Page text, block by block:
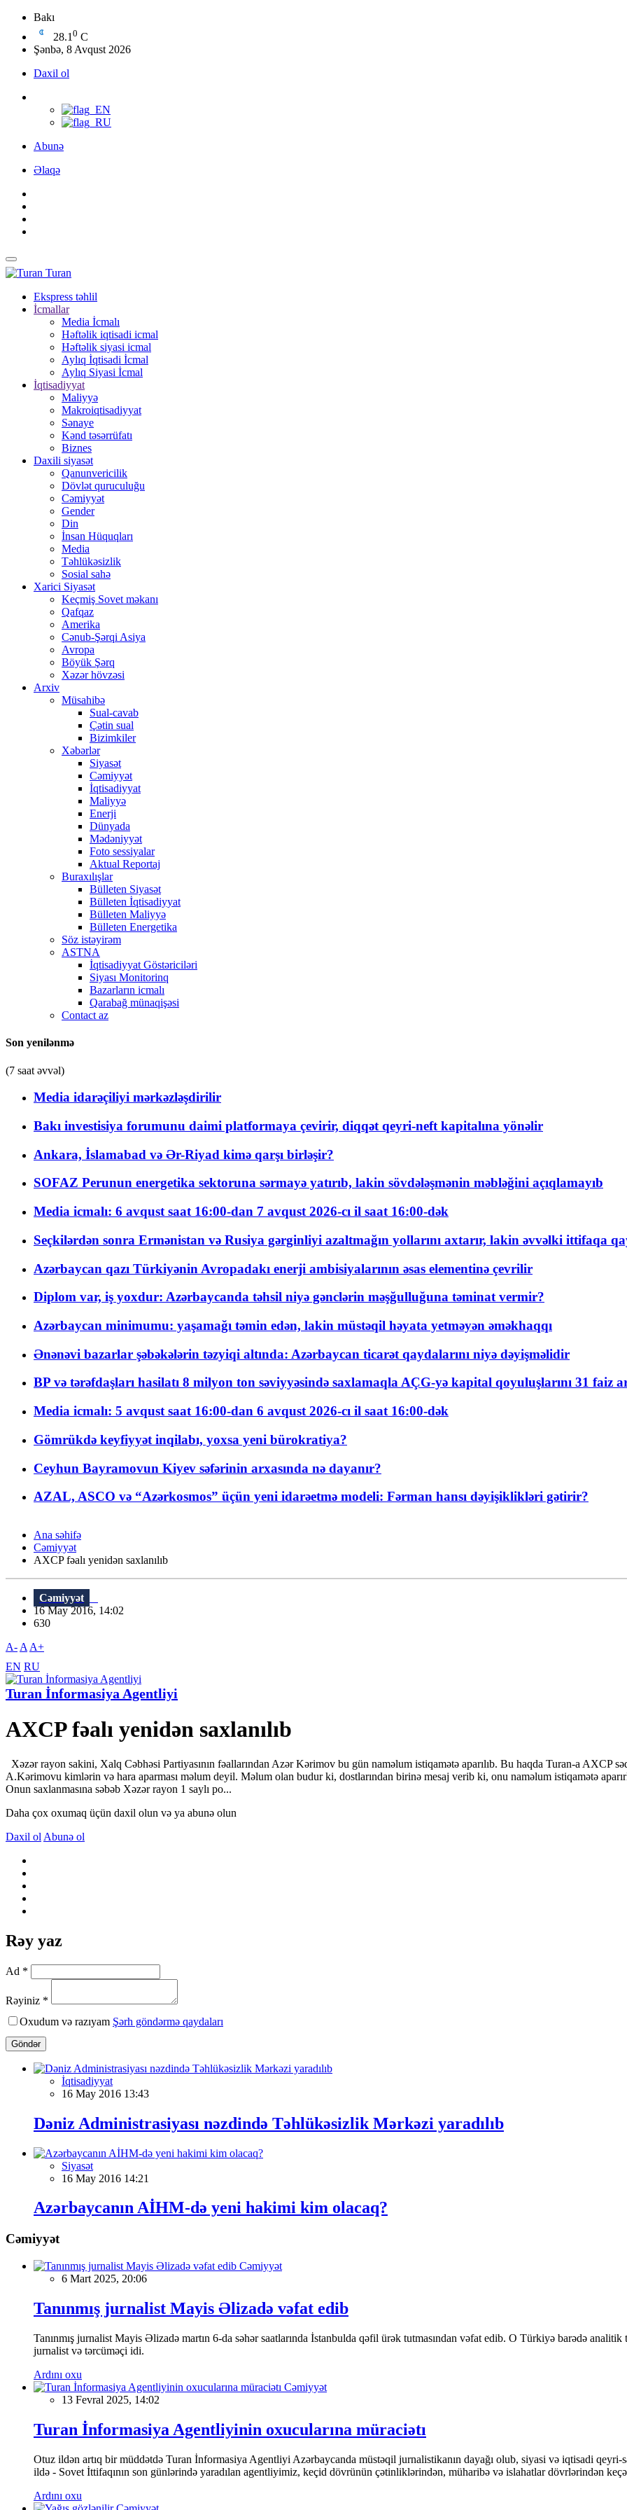
Bakı
28.1 0 C
Şənbə, 8 Avqust 2026
Daxil ol
Abunə
Əlaqə
Turan
Ekspress təhlil
İcmallar
Media İcmalı
Həftəlik iqtisadi icmal
Həftəlik siyasi icmal
Aylıq İqtisadi İcmal
Aylıq Siyasi İcmal
İqtisadiyyat
Maliyyə
Makroiqtisadiyyat
Sənaye
Kənd təsərrüfatı
Biznes
Daxili siyasət
Qanunvericilik
Dövlət quruculuğu
Cəmiyyət
Gender
Din
İnsan Hüquqları
Media
Təhlükəsizlik
Sosial sahə
Xarici Siyasət
Keçmiş Sovet məkanı
Qafqaz
Amerika
Cənub-Şərqi Asiya
Avropa
Böyük Şərq
Xəzər hövzəsi
Arxiv
Müsahibə
Sual-cavab
Çətin sual
Bizimkiler
Xəbərlər
Siyasət
Cəmiyyət
İqtisadiyyat
Maliyyə
Enerji
Dünyada
Mədəniyyət
Foto sessiyalar
Aktual Reportaj
Buraxılışlar
Bülleten Siyasət
Bülleten İqtisadiyyat
Bülleten Maliyyə
Bülleten Energetika
Söz istəyirəm
ASTNA
İqtisadiyyat Göstəriciləri
Siyası Monitorinq
Bazarların icmalı
Qarabağ münaqişəsi
Contact az
Son yenilənmə
(7 saat əvvəl)
Media idarəçiliyi mərkəzləşdirilir
Bakı investisiya forumunu daimi platformaya çevirir, diqqət qeyri-neft kapitalına yönəlir
Ankara, İslamabad və Ər-Riyad kimə qarşı birləşir?
SOFAZ Perunun energetika sektoruna sərmayə yatırıb, lakin sövdələşmənin məbləğini açıqlamayıb
Media icmalı: 6 avqust saat 16:00-dan 7 avqust 2026-cı il saat 16:00-dək
Seçkilərdən sonra Ermənistan və Rusiya gərginliyi azaltmağın yollarını axtarır, lakin əvvəlki ittifaqa
Azərbaycan qazı Türkiyənin Avropadakı enerji ambisiyalarının əsas elementinə çevrilir
Diplom var, iş yoxdur: Azərbaycanda təhsil niyə gənclərin məşğulluğuna təminat vermir?
Azərbaycan minimumu: yaşamağı təmin edən, lakin müstəqil həyata yetməyən əməkhaqqı
Ənənəvi bazarlar şəbəkələrin təzyiqi altında: Azərbaycan ticarət qaydalarını niyə dəyişməlidir
BP və tərəfdaşları hasilatı 8 milyon ton səviyyəsində saxlamaqla AÇG-yə kapital qoyuluşlarını 31 faiz
Media icmalı: 5 avqust saat 16:00-dan 6 avqust 2026-cı il saat 16:00-dək
Gömrükdə keyfiyyət inqilabı, yoxsa yeni bürokratiya?
Ceyhun Bayramovun Kiyev səfərinin arxasında nə dayanır?
AZAL, ASCO və “Azərkosmos” üçün yeni idarəetmə modeli: Fərman hansı dəyişiklikləri gətirir?
Ana səhifə
Cəmiyyət
AXCP fəalı yenidən saxlanılıb
Cəmiyyət
16 May 2016, 14:02
630
A- A A+
EN RU
Turan İnformasiya Agentliyi
AXCP fəalı yenidən saxlanılıb
Xəzər rayon sakini, Xalq Cəbhəsi Partiyasının fəallarından Azər Kərimov bu gün naməlum istiqamətə aparılıb. Bu haqda Turan-a AXCP
A.Kərimovu kimlərin və hara aparması məlum deyil. Məlum olan budur ki, dostlarından birinə mesaj verib ki, onu naməlum istiqamətə
Onun saxlanmasına səbəb Xəzər rayon 1 saylı po...
Daha çox oxumaq üçün daxil olun və ya abunə olun
Daxil ol Abunə ol
Rəy yaz
Ad *
Rəyiniz *
Oxudum və razıyam Şərh göndərmə qaydaları
Göndər
İqtisadiyyat
16 May 2016 13:43
Dəniz Administrasiyası nəzdində Təhlükəsizlik Mərkəzi yaradılıb
Siyasət
16 May 2016 14:21
Azərbaycanın AİHM-də yeni hakimi kim olacaq?
Cəmiyyət
Cəmiyyət
6 Mart 2025, 20:06
Tanınmış jurnalist Mayis Əlizadə vəfat edib
Tanınmış jurnalist Mayis Əlizadə martın 6-da səhər saatlarında İstanbulda qəfil ürək tutmasından vəfat edib. O Türkiyə barədə
jurnalist və tərcüməçi idi.
Ardını oxu
Cəmiyyət
13 Fevral 2025, 14:02
Turan İnformasiya Agentliyinin oxucularına müraciətı
Otuz ildən artıq bir müddətdə Turan İnformasiya Agentliyi Azərbaycanda müstəqil jurnalistikanın dayağı olub, siyasi və iqtisadi
ildə - Sovet İttifaqının son günlərində yaradılan agentliyimiz, keçid dövrünün çətinliklərindən, müharibə və islahatlar dövrlərindən
Ardını oxu